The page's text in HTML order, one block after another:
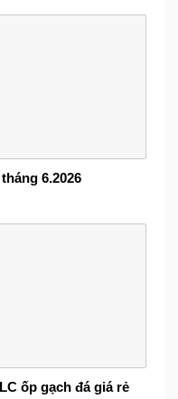
6.2026
ốp gạch đá giá rẻ